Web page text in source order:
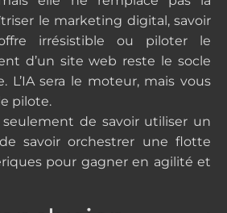
le marketing digital, savoir
irrésistible ou piloter le
d’un site web reste le socle
L’IA sera le moteur, mais vous
pilote.
seulement de savoir utiliser un
savoir orchestrer une flotte
pour gagner en agilité et